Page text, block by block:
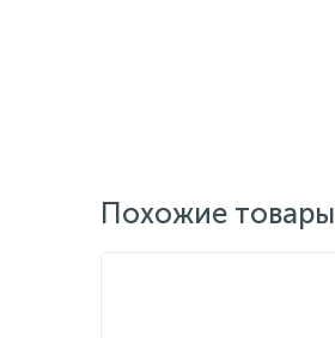
Похожие товары